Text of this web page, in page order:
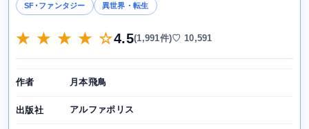
SF･ファンタジー 異世界・転生
★ ★ ★ ★ ☆4.5(1,991件)♡ 10,591
作者 月本飛鳥
出版社 アルファポリス